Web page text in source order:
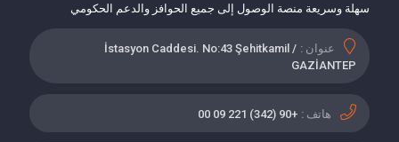
سهلة وسريعة منصة الوصول إلى جميع الحوافز والدعم الحكومي
عنوان : İstasyon Caddesi. No:43 Şehitkamil /
GAZİANTEP
هاتف : +90 (342) 221 09 00